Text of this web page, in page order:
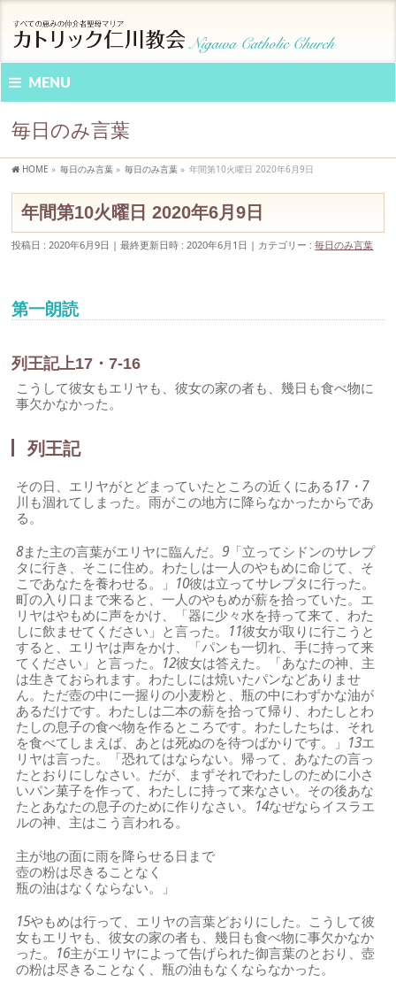
MENU
毎日のみ言葉
HOME » 毎日のみ言葉 » 毎日のみ言葉 » 年間第10火曜日 2020年6月9日
年間第10火曜日 2020年6月9日
投稿日 : 2020年6月9日 最終更新日時 : 2020年6月1日 カテゴリー :毎日のみ言葉
第一朗読
列王記上17・7-16
こうして彼女もエリヤも、彼女の家の者も、幾日も食べ物に
事欠かなかった。
列王記
その日、エリヤがとどまっていたところの近くにある17・7
川も涸れてしまった。雨がこの地方に降らなかったからであ
る。
8また主の言葉がエリヤに臨んだ。9 「立ってシドンのサレプ
タに行き、そこに住め。わたしは一人のやもめに命じて、そ
こであなたを養わせる。」 10彼は立ってサレプタに行った。
町の入り口まで来ると、一人のやもめが薪を拾っていた。エ
リヤはやもめに声をかけ、「器に少々水を持って来て、わた
しに飲ませてください」と言った。 11彼女が取りに行こうと
すると、エリヤは声をかけ、「パンも一切れ、手に持って来
てください」と言った。 12彼女は答えた。「あなたの神、主
は生きておられます。わたしには焼いたパンなどありませ
ん。ただ壺の中に一握りの小麦粉と、瓶の中にわずかな油が
あるだけです。わたしは二本の薪を拾って帰り、わたしとわ
たしの息子の食べ物を作るところです。わたしたちは、それ
を食べてしまえば、あとは死ぬのを待つばかりです。」 13エ
リヤは言った。「恐れてはならない。帰って、あなたの言っ
たとおりにしなさい。だが、まずそれでわたしのために小さ
いパン菓子を作って、わたしに持って来なさい。その後あな
たとあなたの息子のために作りなさい。 14なぜならイスラエ
ルの神、主はこう言われる。
主が地の面に雨を降らせる日まで
壺の粉は尽きることなく
瓶の油はなくならない。」
15やもめは行って、エリヤの言葉どおりにした。こうして彼
女もエリヤも、彼女の家の者も、幾日も食べ物に事欠かなか
った。 16主がエリヤによって告げられた御言葉のとおり、壺
の粉は尽きることなく、瓶の油もなくならなかった。